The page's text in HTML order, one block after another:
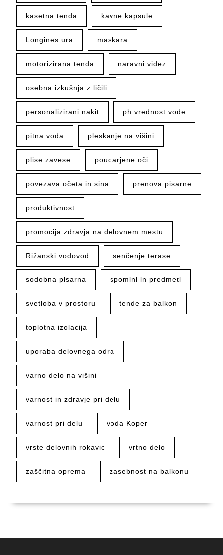
kasetna tenda kavne kapsule
Longines ura maskara
motorizirana tenda naravni videz
osebna izkušnja z ličili
personalizirani nakit ph vrednost vode
pitna voda pleskanje na višini
plise zavese poudarjene oči
povezava očeta in sina prenova pisarne
produktivnost
promocija zdravja na delovnem mestu
Rižanski vodovod senčenje terase
sodobna pisarna spomini in predmeti
svetloba v prostoru tende za balkon
toplotna izolacija
uporaba delovnega odra
varno delo na višini
varnost in zdravje pri delu
varnost pri delu voda Koper
vrste delovnih rokavic vrtno delo
zaščitna oprema zasebnost na balkonu